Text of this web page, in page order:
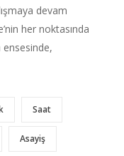
devam
her noktasında
ensesinde,
Saat
Asayiş